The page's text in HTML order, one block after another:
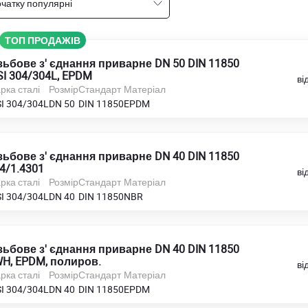
популярні
ТОП ПРОДАЖІВ
з' єднання приварне DN 50 DIN 11850
304/304L, EPDM
сталі
304/304L
Розмір
DN 50
Стандарт
DIN 11850
Матеріал
EPDM
з' єднання приварне DN 40 DIN 11850
1.4301
сталі
304/304L
Розмір
DN 40
Стандарт
DIN 11850
Матеріал
NBR
з' єднання приварне DN 40 DIN 11850
EPDM, полиров.
сталі
304/304L
Розмір
DN 40
Стандарт
DIN 11850
Матеріал
EPDM